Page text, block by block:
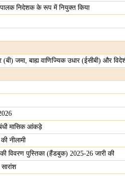
निदेशक के रूप में नियुक्त किया
जमा, बाह्य वाणिज्यिक उधार (ईसीबी) और
मासिक आंकड़े
नीलामी
की विवरण पुस्तिका (हैंडबुक) 2025-26 जारी की